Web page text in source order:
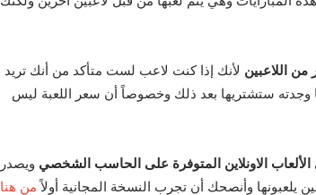
اللاعبين لأنك إذا كنت لاعب لست متأكد من أنك تريد
وجدته ستشتريها بعد ذلك وخصوصاً أن سعر اللعبة ليس
ويصدر
يلعبونها وأنصحك أن تجرب النسخة المجانية أولاً من هنا